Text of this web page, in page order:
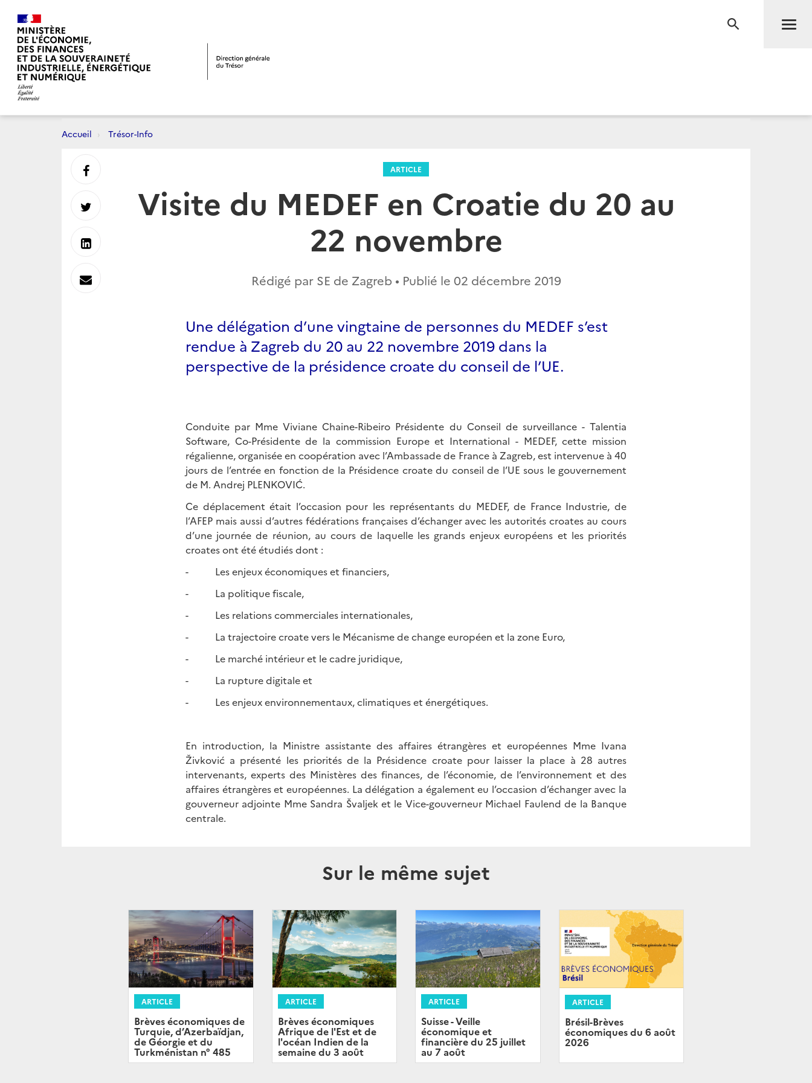
RECHERCHE
Accueil Trésor-Info
ARTICLE
Visite du MEDEF en Croatie du 20 au
22 novembre
Rédigé par SE de Zagreb • Publié le 02 décembre 2019
Une délégation d’une vingtaine de personnes du MEDEF s’est
rendue à Zagreb du 20 au 22 novembre 2019 dans la
perspective de la présidence croate du conseil de l’UE.
Conduite par Mme Viviane Chaine-Ribeiro Présidente du Conseil de surveillance - Talentia
Software, Co-Présidente de la commission Europe et International - MEDEF, cette mission
régalienne, organisée en coopération avec l’Ambassade de France à Zagreb, est intervenue à 40
jours de l’entrée en fonction de la Présidence croate du conseil de l’UE sous le gouvernement
de M. Andrej PLENKOVIĆ.
Ce déplacement était l’occasion pour les représentants du MEDEF, de France Industrie, de
l’AFEP mais aussi d’autres fédérations françaises d’échanger avec les autorités croates au cours
d’une journée de réunion, au cours de laquelle les grands enjeux européens et les priorités
croates ont été étudiés dont :
- Les enjeux économiques et financiers,
- La politique fiscale,
- Les relations commerciales internationales,
- La trajectoire croate vers le Mécanisme de change européen et la zone Euro,
- Le marché intérieur et le cadre juridique,
- La rupture digitale et
- Les enjeux environnementaux, climatiques et énergétiques.
En introduction, la Ministre assistante des affaires étrangères et européennes Mme Ivana
Živković a présenté les priorités de la Présidence croate pour laisser la place à 28 autres
intervenants, experts des Ministères des finances, de l’économie, de l’environnement et des
affaires étrangères et européennes. La délégation a également eu l’occasion d’échanger avec la
gouverneur adjointe Mme Sandra Švaljek et le Vice-gouverneur Michael Faulend de la Banque
centrale.
Sur le même sujet
ARTICLE
Brèves économiques de
Turquie, d’Azerbaïdjan,
de Géorgie et du
Turkménistan n° 485
ARTICLE
Brèves économiques
Afrique de l'Est et de
l'océan Indien de la
semaine du 3 août
ARTICLE
Suisse - Veille
économique et
financière du 25 juillet
au 7 août
ARTICLE
Brésil-Brèves
économiques du 6 août
2026
Partager
sur
Partager
sur
Partager
sur
Envoyer